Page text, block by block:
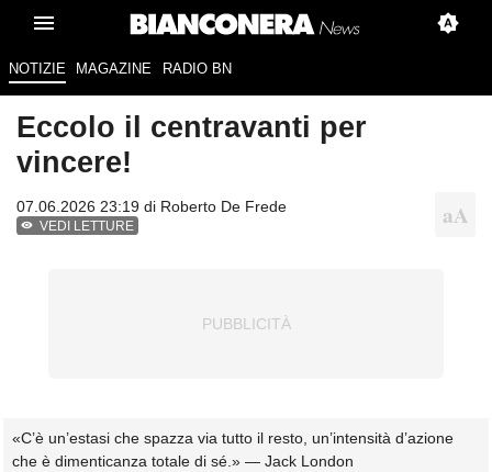
NOTIZIE MAGAZINE RADIO BN
Eccolo il centravanti per
vincere!
07.06.2026 23:19 di Roberto De Frede
VEDI LETTURE
«C’è un’estasi che spazza via tutto il resto, un’intensità d’azione
che è dimenticanza totale di sé.» — Jack London